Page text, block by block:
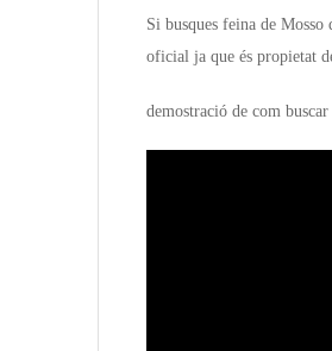
Si busques feina de Mosso
oficial ja que és propietat
demostració de com